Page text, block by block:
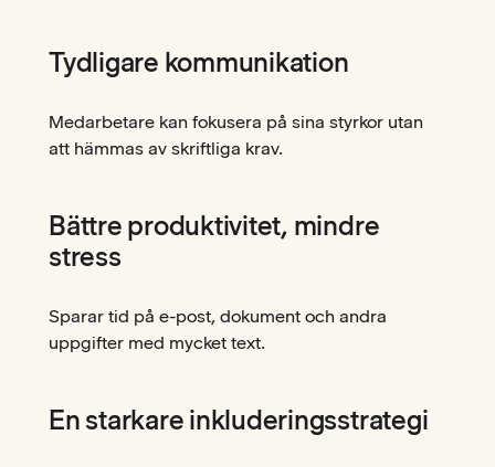
Tydligare kommunikation
Medarbetare kan fokusera på sina styrkor utan
att hämmas av skriftliga krav.
Bättre produktivitet, mindre
stress
Sparar tid på e-post, dokument och andra
uppgifter med mycket text.
En starkare inkluderingsstrategi